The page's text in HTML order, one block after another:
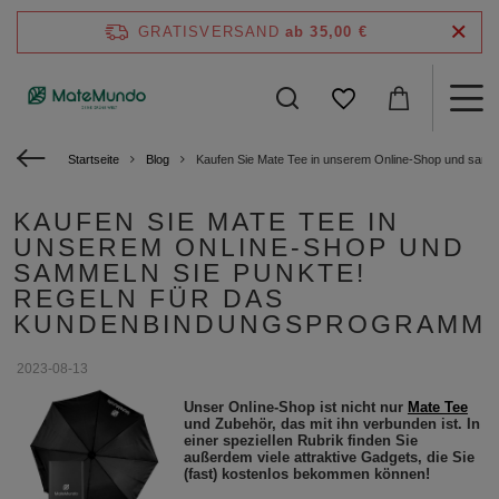
GRATISVERSAND ab 35,00 €
Startseite Blog Kaufen Sie Mate Tee in unserem Online-Shop und
KAUFEN SIE MATE TEE IN
UNSEREM ONLINE-SHOP UND
SAMMELN SIE PUNKTE!
REGELN FÜR DAS
KUNDENBINDUNGSPROGRAMM
2023-08-13
Unser Online-Shop ist nicht nur Mate Tee
und Zubehör, das mit ihn verbunden ist. In
einer speziellen Rubrik finden Sie
außerdem viele attraktive Gadgets, die Sie
(fast) kostenlos bekommen können!